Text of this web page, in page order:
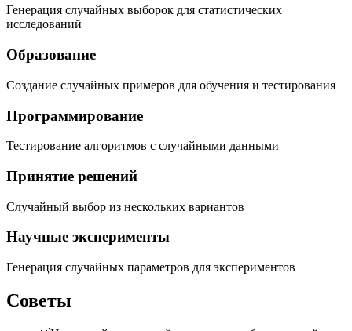
Генерация случайных выборок для статистических
исследований
Образование
Создание случайных примеров для обучения и тестирования
Программирование
Тестирование алгоритмов с случайными данными
Принятие решений
Случайный выбор из нескольких вариантов
Научные эксперименты
Генерация случайных параметров для экспериментов
Советы